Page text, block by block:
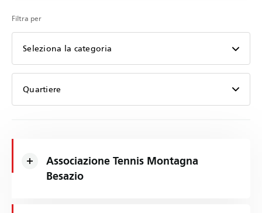
Filtra per
Seleziona la categoria
Quartiere
Associazione Tennis Montagna
Besazio